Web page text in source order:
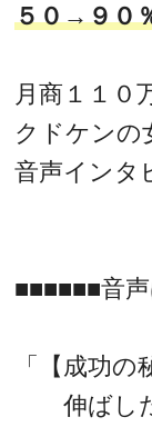
５０→９０
月商１１０
クドケンの
音声インタ
■■■■■■音
「【成功
伸ばした